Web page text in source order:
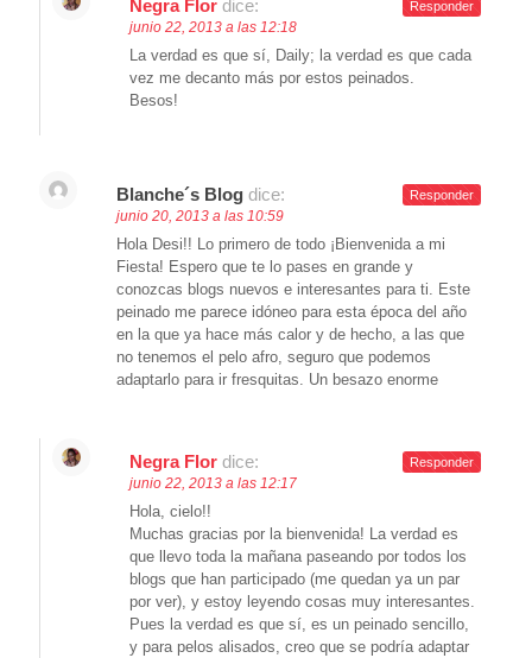
Negra Flor dice:
junio 22, 2013 a las 12:18
La verdad es que sí, Daily; la verdad es que cada
vez me decanto más por estos peinados.
Besos!
Responder
Blanche´s Blog dice:
junio 20, 2013 a las 10:59
Hola Desi!! Lo primero de todo ¡Bienvenida a mi
Fiesta! Espero que te lo pases en grande y
conozcas blogs nuevos e interesantes para ti. Este
peinado me parece idóneo para esta época del año
en la que ya hace más calor y de hecho, a las que
no tenemos el pelo afro, seguro que podemos
adaptarlo para ir fresquitas. Un besazo enorme
Responder
Negra Flor dice:
junio 22, 2013 a las 12:17
Hola, cielo!!
Muchas gracias por la bienvenida! La verdad es
que llevo toda la mañana paseando por todos los
blogs que han participado (me quedan ya un par
por ver), y estoy leyendo cosas muy interesantes.
Pues la verdad es que sí, es un peinado sencillo,
y para pelos alisados, creo que se podría adaptar
Responder